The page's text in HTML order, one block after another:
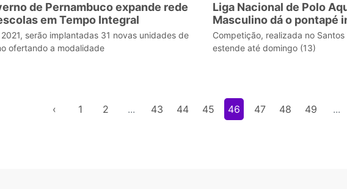
de Pernambuco expande rede
em Tempo Integral
2021, serão implantadas 31 novas unidades de
ofertando a modalidade
Liga Nacional de Polo
Masculino dá o pontapé
quinta
Competição, realizada no Santos
estende até domingo (13)
‹ 1 2 ... 43 44 45 46 47 48 49 ...